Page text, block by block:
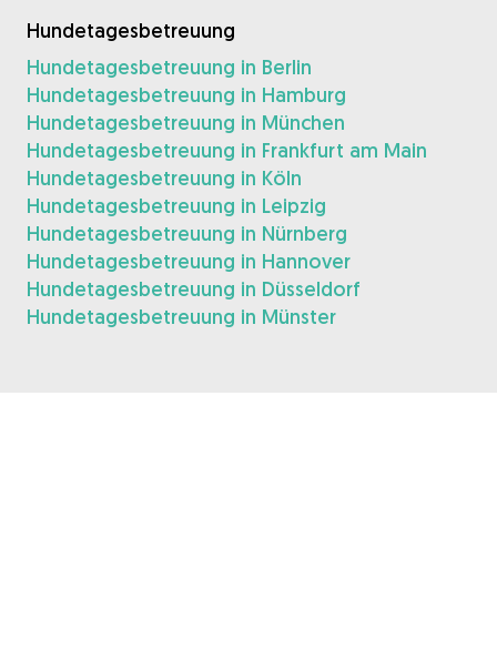
Hundetagesbetreuung
Hundetagesbetreuung in Berlin
Hundetagesbetreuung in Hamburg
Hundetagesbetreuung in München
Hundetagesbetreuung in Frankfurt am Main
Hundetagesbetreuung in Köln
Hundetagesbetreuung in Leipzig
Hundetagesbetreuung in Nürnberg
Hundetagesbetreuung in Hannover
Hundetagesbetreuung in Düsseldorf
Hundetagesbetreuung in Münster